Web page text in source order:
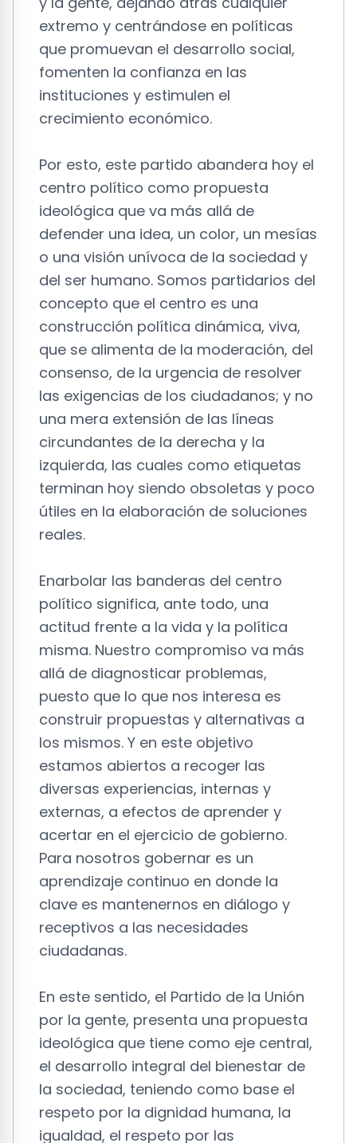
extremo y centrándose en políticas
que promuevan el desarrollo social,
fomenten la confianza en las
instituciones y estimulen el
crecimiento económico.
Por esto, este partido abandera hoy el
centro político como propuesta
ideológica que va más allá de
defender una idea, un color, un mesías
o una visión unívoca de la sociedad y
del ser humano. Somos partidarios del
concepto que el centro es una
construcción política dinámica, viva,
que se alimenta de la moderación, del
consenso, de la urgencia de resolver
las exigencias de los ciudadanos; y no
una mera extensión de las líneas
circundantes de la derecha y la
izquierda, las cuales como etiquetas
terminan hoy siendo obsoletas y poco
útiles en la elaboración de soluciones
reales.
Enarbolar las banderas del centro
político significa, ante todo, una
actitud frente a la vida y la política
misma. Nuestro compromiso va más
allá de diagnosticar problemas,
puesto que lo que nos interesa es
construir propuestas y alternativas a
los mismos. Y en este objetivo
estamos abiertos a recoger las
diversas experiencias, internas y
externas, a efectos de aprender y
acertar en el ejercicio de gobierno.
Para nosotros gobernar es un
aprendizaje continuo en donde la
clave es mantenernos en diálogo y
receptivos a las necesidades
ciudadanas.
En este sentido, el Partido de la Unión
por la gente, presenta una propuesta
ideológica que tiene como eje central,
el desarrollo integral del bienestar de
la sociedad, teniendo como base el
respeto por la dignidad humana, la
igualdad, el respeto por las